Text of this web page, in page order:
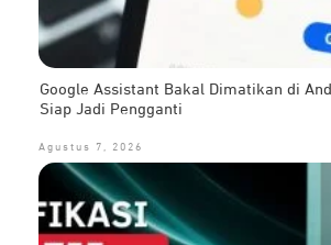
Google Assistant Bakal Dimatikan di
Siap Jadi Pengganti
Agustus 7, 2026